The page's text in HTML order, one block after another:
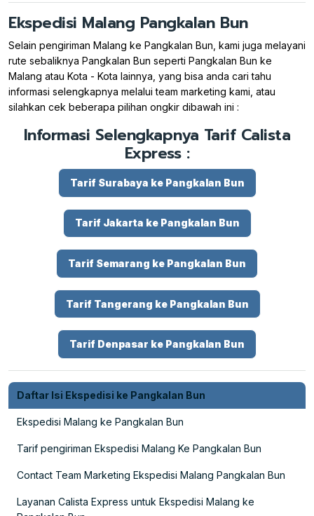
Ekspedisi Malang Pangkalan Bun
Selain pengiriman Malang ke Pangkalan Bun, kami juga melayani
rute sebaliknya Pangkalan Bun seperti Pangkalan Bun ke
Malang atau Kota - Kota lainnya, yang bisa anda cari tahu
informasi selengkapnya melalui team marketing kami, atau
silahkan cek beberapa pilihan ongkir dibawah ini :
Informasi Selengkapnya Tarif Calista
Express :
Tarif Surabaya ke Pangkalan Bun
Tarif Jakarta ke Pangkalan Bun
Tarif Semarang ke Pangkalan Bun
Tarif Tangerang ke Pangkalan Bun
Tarif Denpasar ke Pangkalan Bun
Daftar Isi Ekspedisi ke Pangkalan Bun
Ekspedisi Malang ke Pangkalan Bun
Tarif pengiriman Ekspedisi Malang Ke Pangkalan Bun
Contact Team Marketing Ekspedisi Malang Pangkalan Bun
Layanan Calista Express untuk Ekspedisi Malang ke